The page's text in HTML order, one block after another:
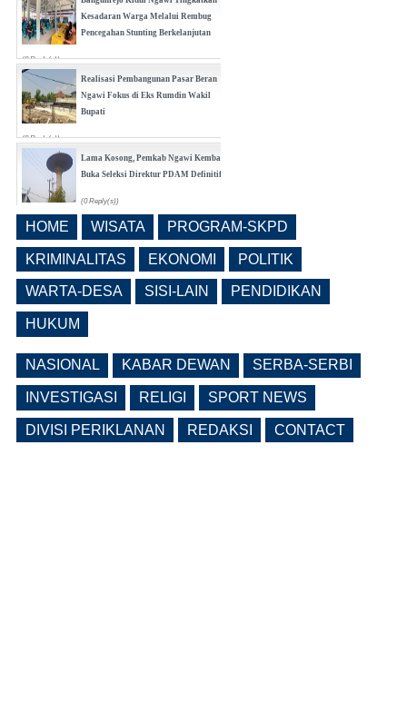
Kesadaran Warga Melalui Rembug
Pencegahan Stunting Berkelanjutan
(0 Reply(s))
Realisasi Pembangunan Pasar Beran
Ngawi Fokus di Eks Rumdin Wakil
Bupati
(0 Reply(s))
Lama Kosong, Pemkab Ngawi Kembali
Buka Seleksi Direktur PDAM Definitif
(0 Reply(s))
Ruang, Pelanggaran Berpotensi
Dikenai Denda dan Pembatasan
Fasilitas
(0 Reply(s))
HOME WISATA PROGRAM-SKPD
KRIMINALITAS EKONOMI POLITIK
WARTA-DESA SISI-LAIN PENDIDIKAN
HUKUM
NASIONAL KABAR DEWAN SERBA-SERBI
INVESTIGASI RELIGI SPORT NEWS
DIVISI PERIKLANAN REDAKSI CONTACT